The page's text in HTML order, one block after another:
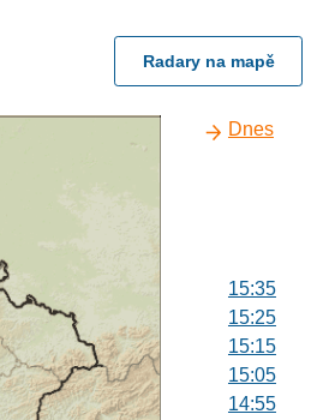
Radary na mapě
Dnes
15:35
15:25
15:15
15:05
14:55